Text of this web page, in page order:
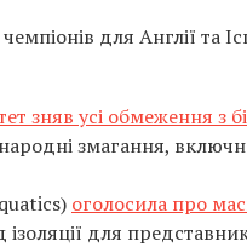
для Англії та
зняв усі обмеження з
змагання,
оголосила про
для